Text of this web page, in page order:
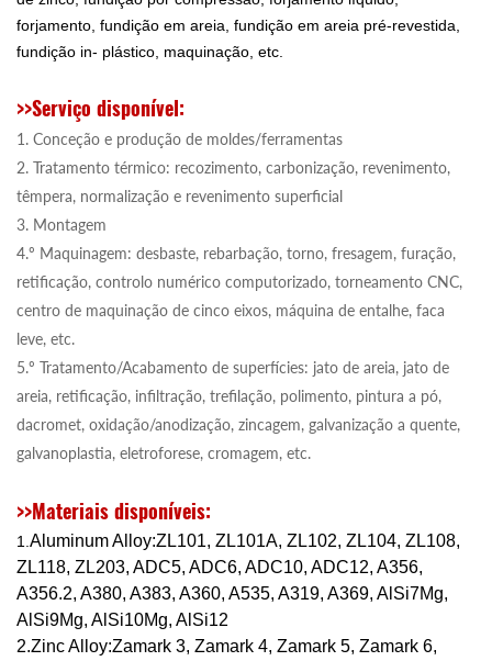
forjamento, fundição em areia, fundição em areia pré-revestida,
fundição in- plástico, maquinação, etc.
>>Serviço disponível:
1. Conceção e produção de moldes/ferramentas
2. Tratamento térmico: recozimento, carbonização, revenimento,
têmpera, normalização e revenimento superficial
3. Montagem
4.º Maquinagem: desbaste, rebarbação, torno, fresagem, furação,
retificação, controlo numérico computorizado, torneamento CNC,
centro de maquinação de cinco eixos, máquina de entalhe, faca
leve, etc.
5.º Tratamento/Acabamento de superfícies: jato de areia, jato de
areia, retificação, infiltração, trefilação, polimento, pintura a pó,
dacromet, oxidação/anodização, zincagem, galvanização a quente,
galvanoplastia, eletroforese, cromagem, etc.
>>Materiais disponíveis:
1. Aluminum Alloy:ZL101, ZL101A, ZL102, ZL104, ZL108,
ZL118, ZL203, ADC5, ADC6, ADC10, ADC12, A356,
A356.2, A380, A383, A360, A535, A319, A369, AlSi7Mg,
AlSi9Mg, AlSi10Mg, AlSi12
2.Zinc Alloy:Zamark 3, Zamark 4, Zamark 5, Zamark 6,